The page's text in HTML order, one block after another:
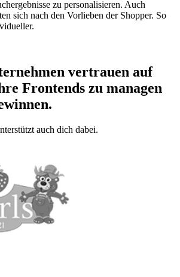
zu personalisieren. Auch
sich nach den Vorlieben der Shopper. So
vertrauen auf
Frontends zu managen
auch dich dabei.